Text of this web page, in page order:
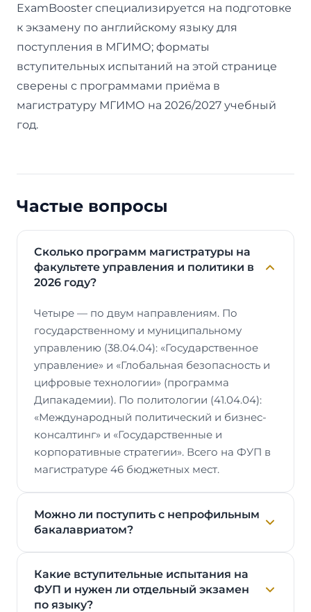
ExamBooster специализируется на подготовке
к экзамену по английскому языку для
поступления в МГИМО; форматы
вступительных испытаний на этой странице
сверены с программами приёма в
магистратуру МГИМО на 2026/2027 учебный
год.
Частые вопросы
Сколько программ магистратуры на
факультете управления и политики в
2026 году?
Четыре — по двум направлениям. По
государственному и муниципальному
управлению (38.04.04): «Государственное
управление» и «Глобальная безопасность и
цифровые технологии» (программа
Дипакадемии). По политологии (41.04.04):
«Международный политический и бизнес-
консалтинг» и «Государственные и
корпоративные стратегии». Всего на ФУП в
магистратуре 46 бюджетных мест.
Можно ли поступить с непрофильным
бакалавриатом?
Какие вступительные испытания на
ФУП и нужен ли отдельный экзамен
по языку?